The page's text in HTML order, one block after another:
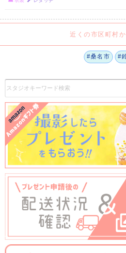
近くの市区町村
#桑名市 #